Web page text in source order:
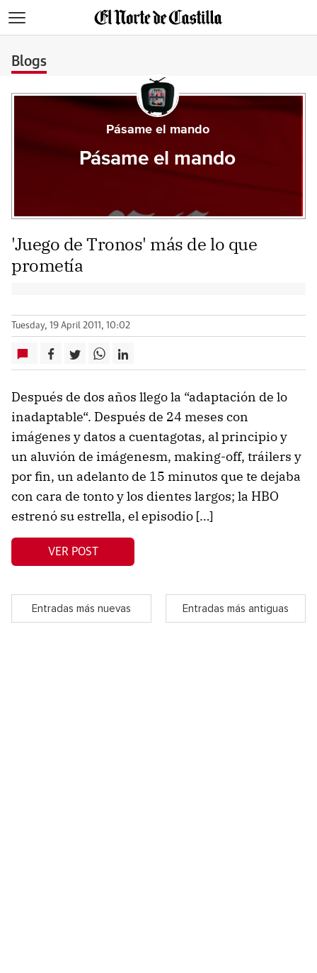
Blogs
Pásame el mando
Pásame el mando
'Juego de Tronos' más de lo que
prometía
Tuesday, 19 April 2011, 10:02
Después de dos años llego la “adaptación de lo
inadaptable“. Después de 24 meses con
imágenes y datos a cuentagotas, al principio y
un aluvión de imágenesm, making-off, tráilers y
por fin, un adelanto de 15 minutos que te dejaba
con cara de tonto y los dientes largos; la HBO
estrenó su estrella, el episodio […]
VER POST
Entradas más nuevas Entradas más antiguas